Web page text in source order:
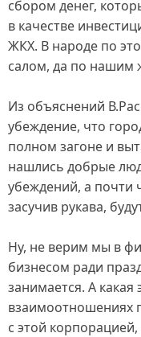
сбором денег,
в качестве
ЖКХ. В народе по
салом, да по нашим
Из объяснений
убеждение, что
полном загоне и
нашлись добрые
убеждений, а почти
засучив рукава,
Ну, не верим мы в
бизнесом ради
занимается. А
взаимоотношениях
с этой